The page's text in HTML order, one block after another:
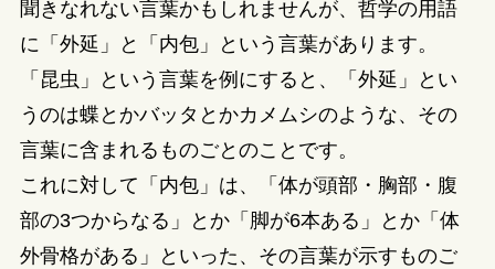
聞きなれない言葉かもしれませんが、哲学の用語
に「外延」と「内包」という言葉があります。
「昆虫」という言葉を例にすると、「外延」とい
うのは蝶とかバッタとかカメムシのような、その
言葉に含まれるものごとのことです。
これに対して「内包」は、「体が頭部・胸部・腹
部の3つからなる」とか「脚が6本ある」とか「体
外骨格がある」といった、その言葉が示すものご